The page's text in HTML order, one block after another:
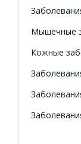
Мышечные
Кожные